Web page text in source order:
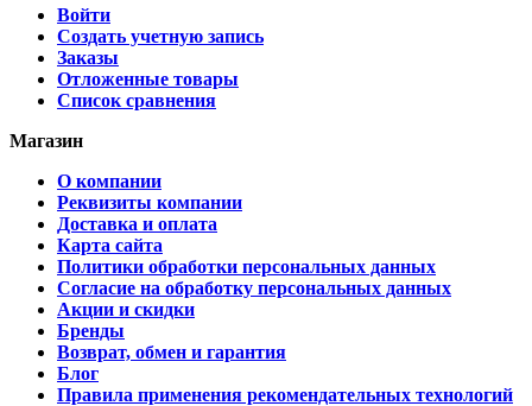
Войти
Создать учетную запись
Заказы
Отложенные товары
Список сравнения
Магазин
О компании
Реквизиты компании
Доставка и оплата
Карта сайта
Политики обработки персональных данных
Согласие на обработку персональных данных
Акции и скидки
Бренды
Возврат, обмен и гарантия
Блог
Правила применения рекомендательных технологий